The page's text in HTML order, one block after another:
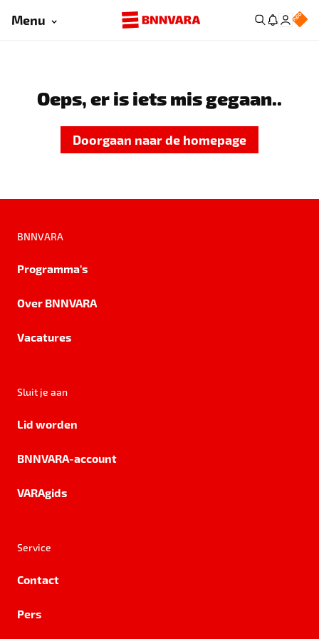
Menu
Oeps, er is iets mis gegaan..
Doorgaan naar de homepage
BNNVARA
Programma's
Over BNNVARA
Vacatures
Sluit je aan
Lid worden
BNNVARA-account
VARAgids
Service
Contact
Pers